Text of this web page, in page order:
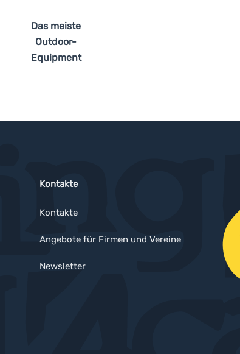
Das meiste
Outdoor-
Equipment
Kontakte
Kontakte
Angebote für Firmen und Vereine
Newsletter